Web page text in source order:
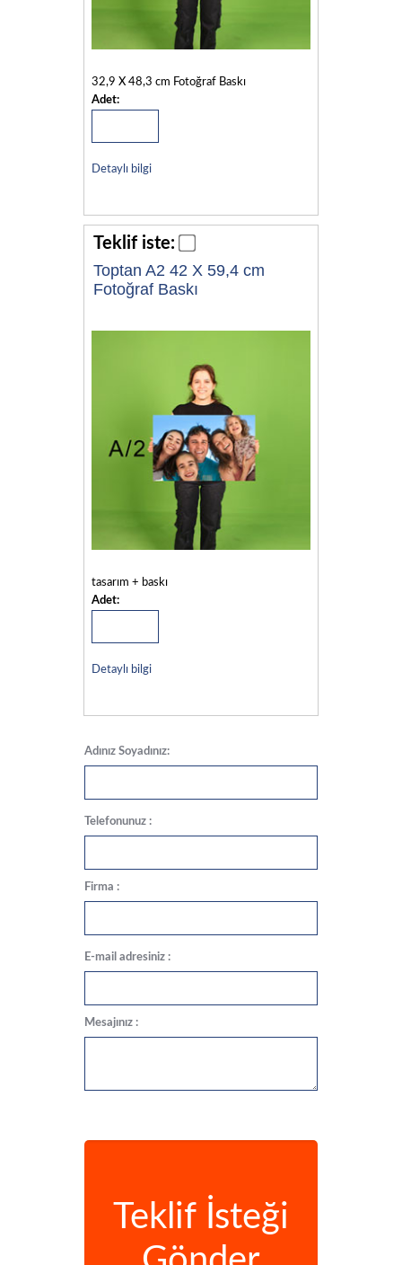
32,9 X 48,3 cm Fotoğraf Baskı
Adet:
Detaylı bilgi
Teklif iste:
Toptan A2 42 X 59,4 cm
Fotoğraf Baskı
tasarım + baskı
Adet:
Detaylı bilgi
Adınız Soyadınız:
Telefonunuz :
Firma :
E-mail adresiniz :
Mesajınız :
Teklif İsteği